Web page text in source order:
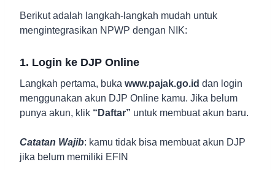
Berikut adalah langkah-langkah mudah untuk
mengintegrasikan NPWP dengan NIK:
1. Login ke DJP Online
Langkah pertama, buka www.pajak.go.id dan login
menggunakan akun DJP Online kamu. Jika belum
punya akun, klik “Daftar” untuk membuat akun baru.
Catatan Wajib: kamu tidak bisa membuat akun DJP
jika belum memiliki EFIN